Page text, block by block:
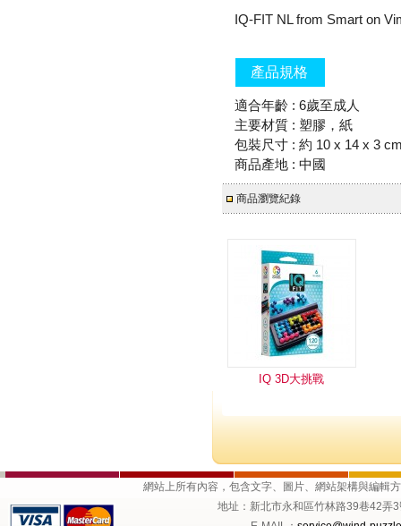
IQ-FIT NLfrom Smart on
產品規格
適合年齡 : 6歲至成人
主要材質 : 塑膠，紙
包裝尺寸 : 約 10 x 14 x 3
商品產地 : 中國
商品瀏覽紀錄
IQ 3D大挑戰
網站上所有內容，包含文字、圖片、網站架構與編輯
地址：新北市永和區竹林路39巷